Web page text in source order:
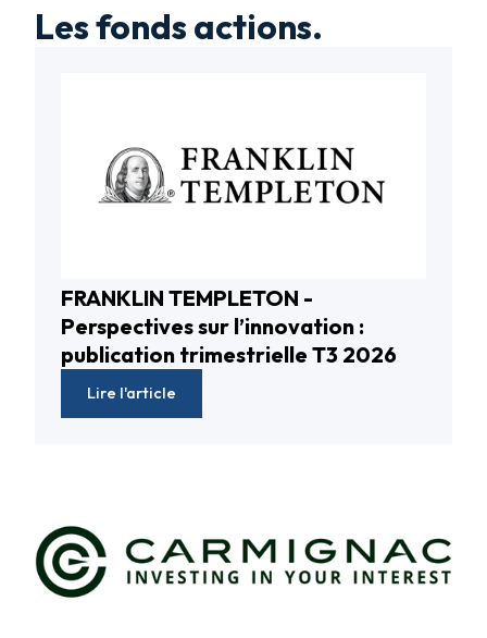
Les fonds actions.
Fonds actions
FRANKLIN TEMPLETON -
Perspectives sur l’innovation :
publication trimestrielle T3 2026
Lire l'article